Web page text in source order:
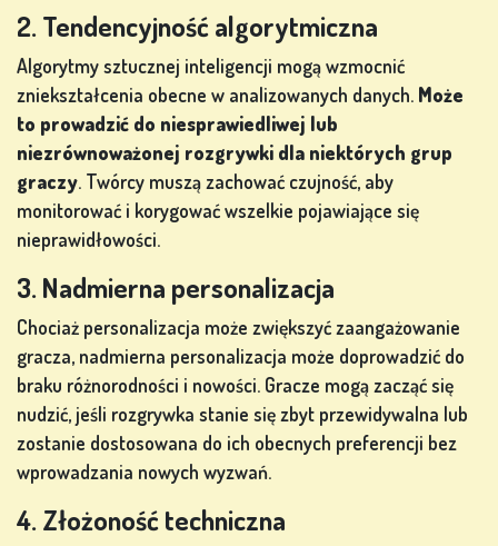
2. Tendencyjność algorytmiczna
Algorytmy sztucznej inteligencji mogą wzmocnić
zniekształcenia obecne w analizowanych danych. Może
to prowadzić do niesprawiedliwej lub
niezrównoważonej rozgrywki dla niektórych grup
graczy. Twórcy muszą zachować czujność, aby
monitorować i korygować wszelkie pojawiające się
nieprawidłowości.
3. Nadmierna personalizacja
Chociaż personalizacja może zwiększyć zaangażowanie
gracza, nadmierna personalizacja może doprowadzić do
braku różnorodności i nowości. Gracze mogą zacząć się
nudzić, jeśli rozgrywka stanie się zbyt przewidywalna lub
zostanie dostosowana do ich obecnych preferencji bez
wprowadzania nowych wyzwań.
4. Złożoność techniczna